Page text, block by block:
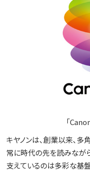
「
キヤノンは、創業以来、
常に時代の先を読みなが
支えているのは多彩な基